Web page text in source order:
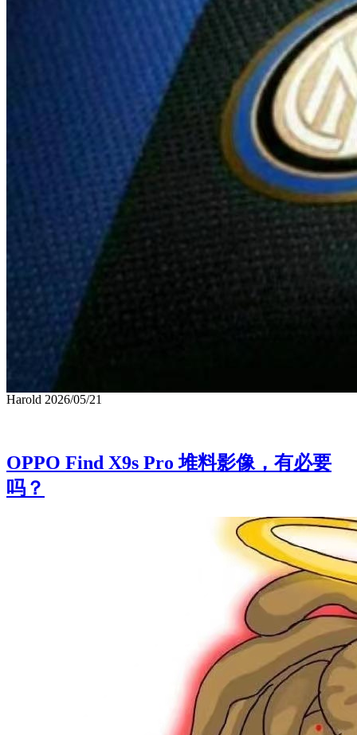
偷师雷军高开低走！小鹏GX售价一出，
整个大六座圈集体慌了！